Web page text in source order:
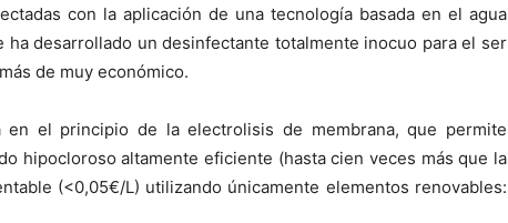
con la aplicación de una tecnología basada en el agua
desarrollado un desinfectante totalmente inocuo para el ser
de muy económico.
en el principio de la electrolisis de membrana, que permite
hipocloroso altamente eficiente (hasta cien veces más que la
(<0,05€/L) utilizando únicamente elementos renovables: